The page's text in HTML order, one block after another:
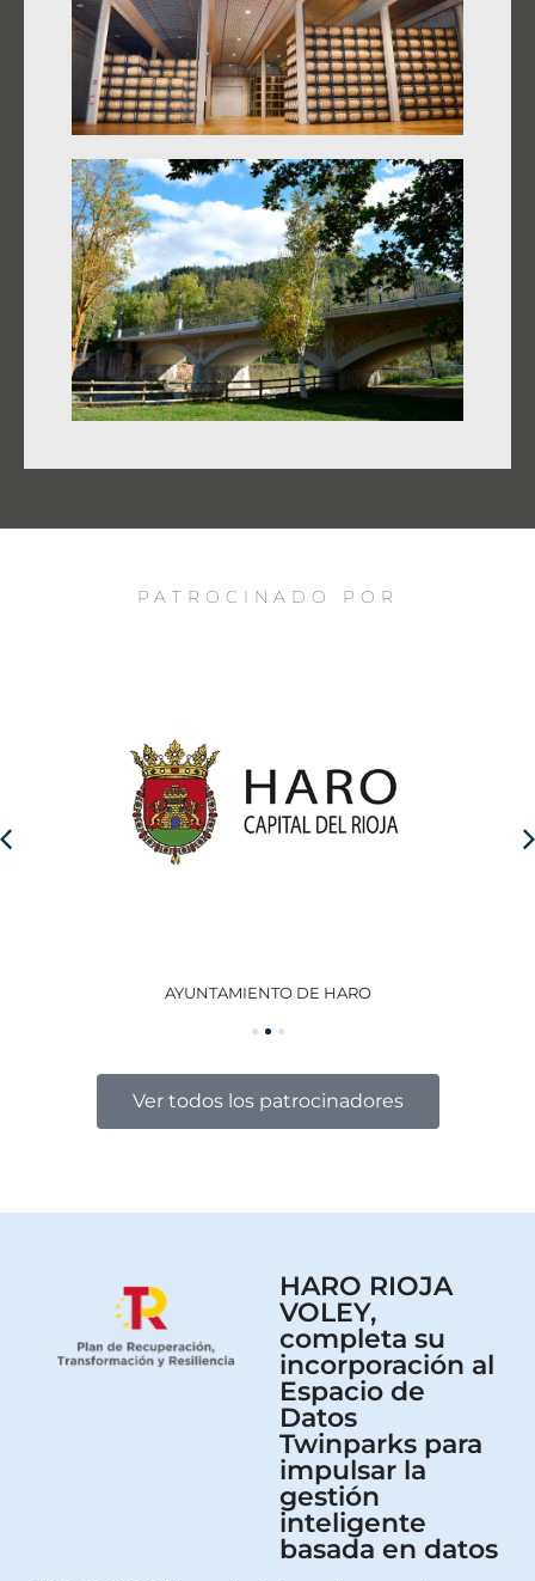
PATROCINADO POR
AYUNTAMIENTO DE HARO
Ver todos los patrocinadores
HARO RIOJA
VOLEY,
completa su
incorporación al
Espacio de
Datos
Twinparks para
impulsar la
gestión
inteligente
basada en datos